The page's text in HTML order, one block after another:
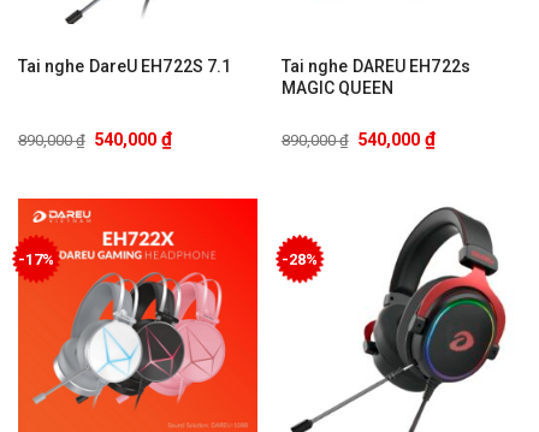
Tai nghe DareU EH722S 7.1
890,000₫ 540,000 ₫
Tai nghe DAREU EH722s
MAGIC QUEEN
890,000₫ 540,000 ₫
-17% -28%